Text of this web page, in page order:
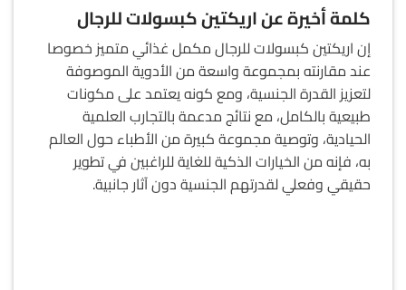
كلمة أخيرة عن اريكتين كبسولات للرجال
إن اريكتين كبسولات للرجال مكمل غذائي متميز خصوصا
عند مقارنته بمجموعة واسعة من الأدوية الموصوفة
لتعزيز القدرة الجنسية، ومع كونه يعتمد على مكونات
طبيعية بالكامل، مع نتائج مدعمة بالتجارب العلمية
الحيادية، وتوصية مجموعة كبيرة من الأطباء حول العالم
به، فإنه من الخيارات الذكية للغاية للراغبين في تطوير
حقيقي وفعلي لقدرتهم الجنسية دون آثار جانبية.